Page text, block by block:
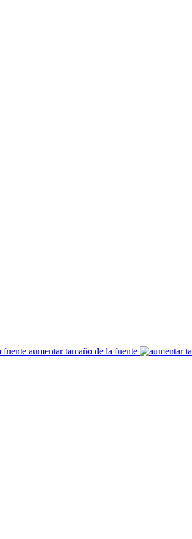
aumentar tamaño de la fuente